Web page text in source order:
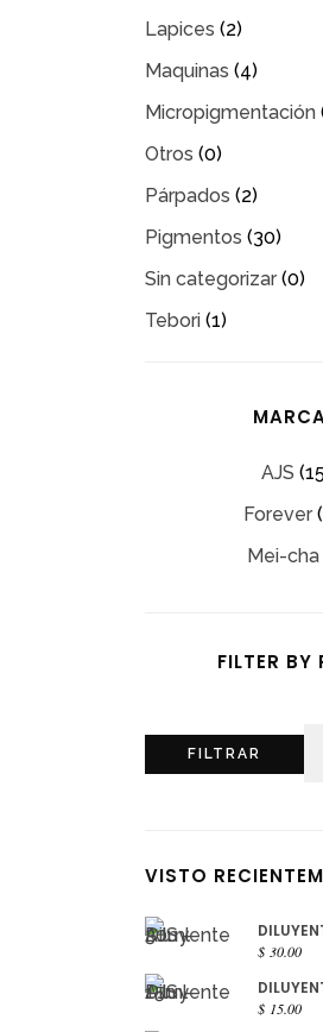
Lapices (2)
Maquinas (4)
Micropigmentación
Otros (0)
Párpados (2)
Pigmentos (30)
Sin categorizar (0)
Tebori (1)
AJS
Forever
Mei-cha
FILTER BY
FILTRAR
VISTO
$ 30.00
$ 15.00